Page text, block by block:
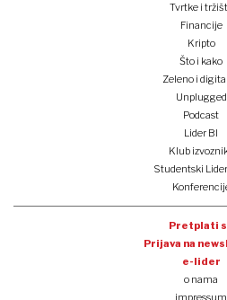
Tvrtke i
Financije
Kripto
Što i kako
Zeleno i
Unplugged
Podcast
Lider BI
Klub
Studentski
Pretplati
Prijava na
e-lider
o nama
impressum